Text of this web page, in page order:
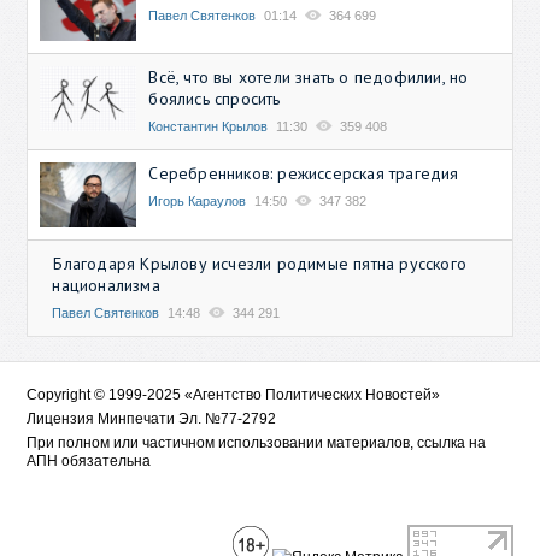
Павел Святенков 01:14 364 699
Всё, что вы хотели знать о педофилии, но
боялись спросить
Константин Крылов 11:30 359 408
Серебренников: режиссерская трагедия
Игорь Караулов 14:50 347 382
Благодаря Крылову исчезли родимые пятна русского
национализма
Павел Святенков 14:48 344 291
Copyright © 1999-2025 «Агентство Политических Новостей»
Лицензия Минпечати Эл. №77-2792
При полном или частичном использовании материалов, ссылка на
АПН обязательна